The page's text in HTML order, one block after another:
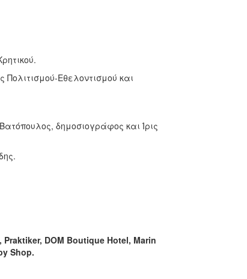
Εθελοντισμού και
δημοσιογράφος και Ίρις
DOM Boutique Hotel, Marin
Shop.